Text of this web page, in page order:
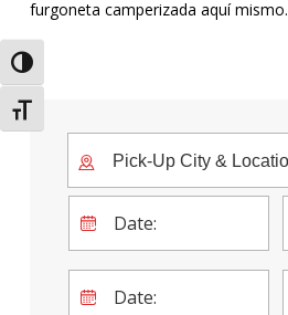
Toggle High Contrast
Toggle Font size
furgoneta camperizada aquí mismo.